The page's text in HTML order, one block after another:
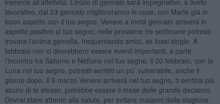
lavorativo, dal 23 gennaio miglioreranno le cose, con Marte giá in
buon aspetto con il tuo segno. Venere a metá gennaio arriverá in
aspetto positivo al tuo segno, nelle prossime tre settimane potresti
trovare l’anima gemella, frequentando amici, se fossi single. A
febbraio non ci dovrebbero essere eventi importanti, a parte
l’incontro tra Saturno e Nettuno nel tuo segno, il 20 febbraio, con la
Luna nel tuo segno, potresti sentirti un po’ vulnerabile, anche il
giorno dopo. Il 6 marzo Venere arriverá nel tuo segno, ti sentirai piú
sicuro di te stesso, potrebbe essere il mese delle grande decisioni.
Dovrai stare attento alla salute, per evitare malanni della stagione.